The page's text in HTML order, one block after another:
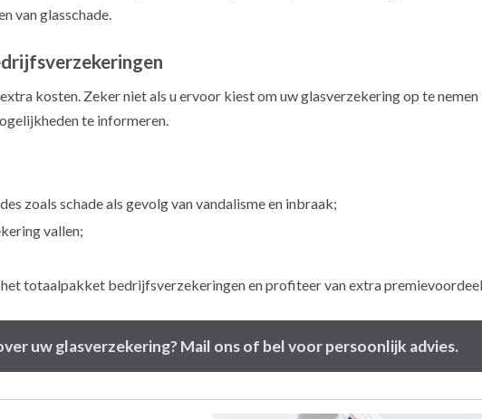
van glasschade.
kosten. Zeker niet als u ervoor kiest om uw glasverzekering op te
te informeren.
zoals schade als gevolg van vandalisme en inbraak;
vallen;
totaalpakket bedrijfsverzekeringen en profiteer van extra
uw glasverzekering? Mail ons of bel voor persoonlijk advies.